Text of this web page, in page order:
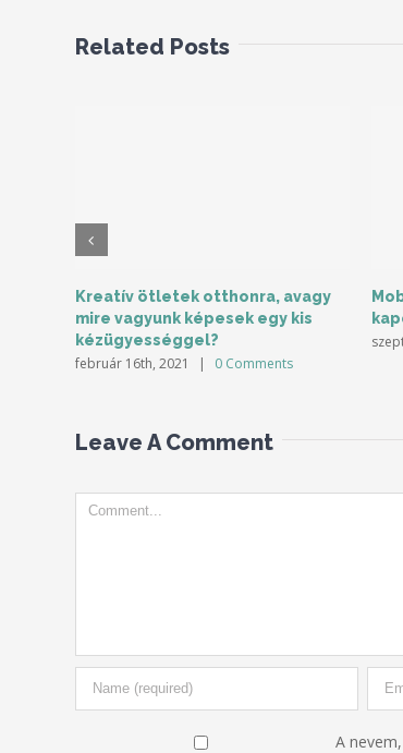
Related Posts
Kreatív ötletek otthonra, avagy
mire vagyunk képesek egy kis
kézügyességgel?
február 16th, 2021 | 0 Comments
Leave A Comment
Comment
A